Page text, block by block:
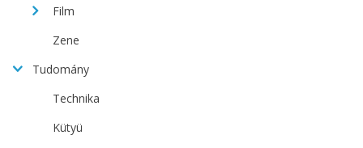
Film
Zene
Tudomány
Technika
Kütyü